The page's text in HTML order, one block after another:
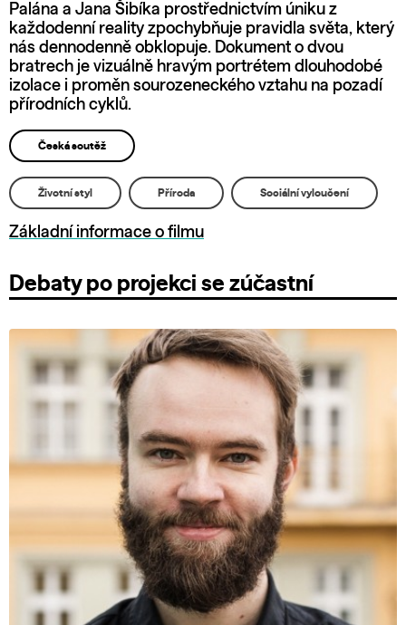
Palána a Jana Šibíka prostřednictvím úniku z
každodenní reality zpochybňuje pravidla světa, který
nás dennodenně obklopuje. Dokument o dvou
bratrech je vizuálně hravým portrétem dlouhodobé
izolace i proměn sourozeneckého vztahu na pozadí
přírodních cyklů.
Česká soutěž
Životní styl Příroda Sociální vyloučení
Základní informace o filmu
Debaty po projekci se zúčastní